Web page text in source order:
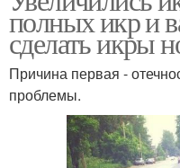
полных икр и
сделать икры
Причина первая -
проблемы.